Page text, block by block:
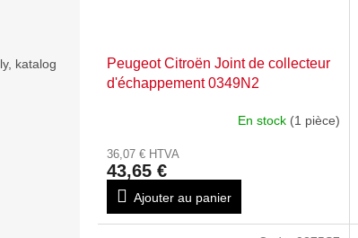
katalog
Peugeot Citroën Joint de collecteur
d'échappement 0349N2
En stock (1 pièce)
36,07 € HTVA
43,65 €
Ajouter au panier